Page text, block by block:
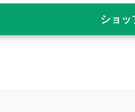
ショッ